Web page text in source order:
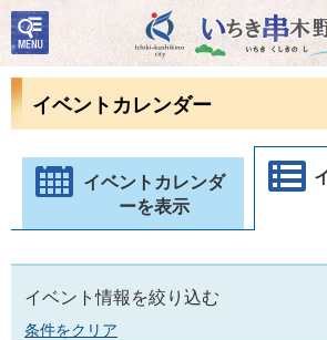
いちき串木野市
検
索・
共通
ューイベントカレンダー
イベントカレンダ
ーを表示
イベント情報を絞り込む
条件をクリア